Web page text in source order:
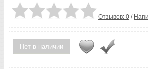
Отзывов: 0 /
Нет в наличии